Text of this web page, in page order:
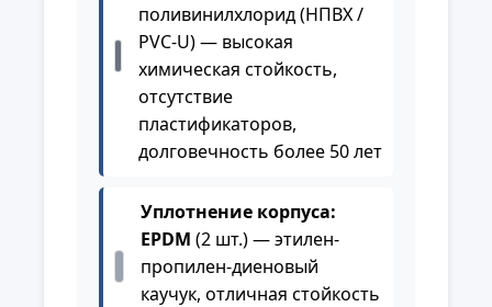
поливинилхлорид (НПВХ /
PVC-U) — высокая
химическая стойкость,
отсутствие
пластификаторов,
долговечность более 50 лет
Уплотнение корпуса:
EPDM (2 шт.) — этилен-
пропилен-диеновый
каучук, отличная стойкость